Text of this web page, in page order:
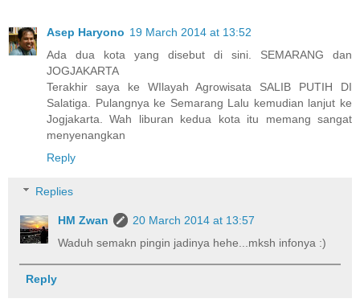
Asep Haryono 19 March 2014 at 13:52
Ada dua kota yang disebut di sini. SEMARANG dan
JOGJAKARTA
Terakhir saya ke WIlayah Agrowisata SALIB PUTIH DI
Salatiga. Pulangnya ke Semarang Lalu kemudian lanjut ke
Jogjakarta. Wah liburan kedua kota itu memang sangat
menyenangkan
Reply
Replies
HM Zwan
20 March 2014 at 13:57
Waduh semakn pingin jadinya hehe...mksh infonya :)
Reply